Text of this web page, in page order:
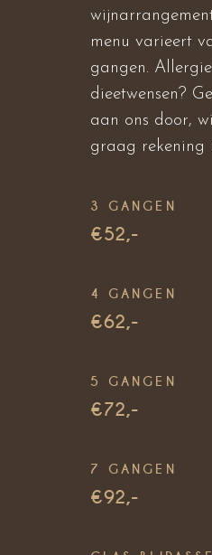
menu varieert
gangen.
dieetwensen?
aan ons door,
graag rekening
3 GANGEN
€52,-
4 GANGEN
€62,-
5 GANGEN
€72,-
7 GANGEN
€92,-